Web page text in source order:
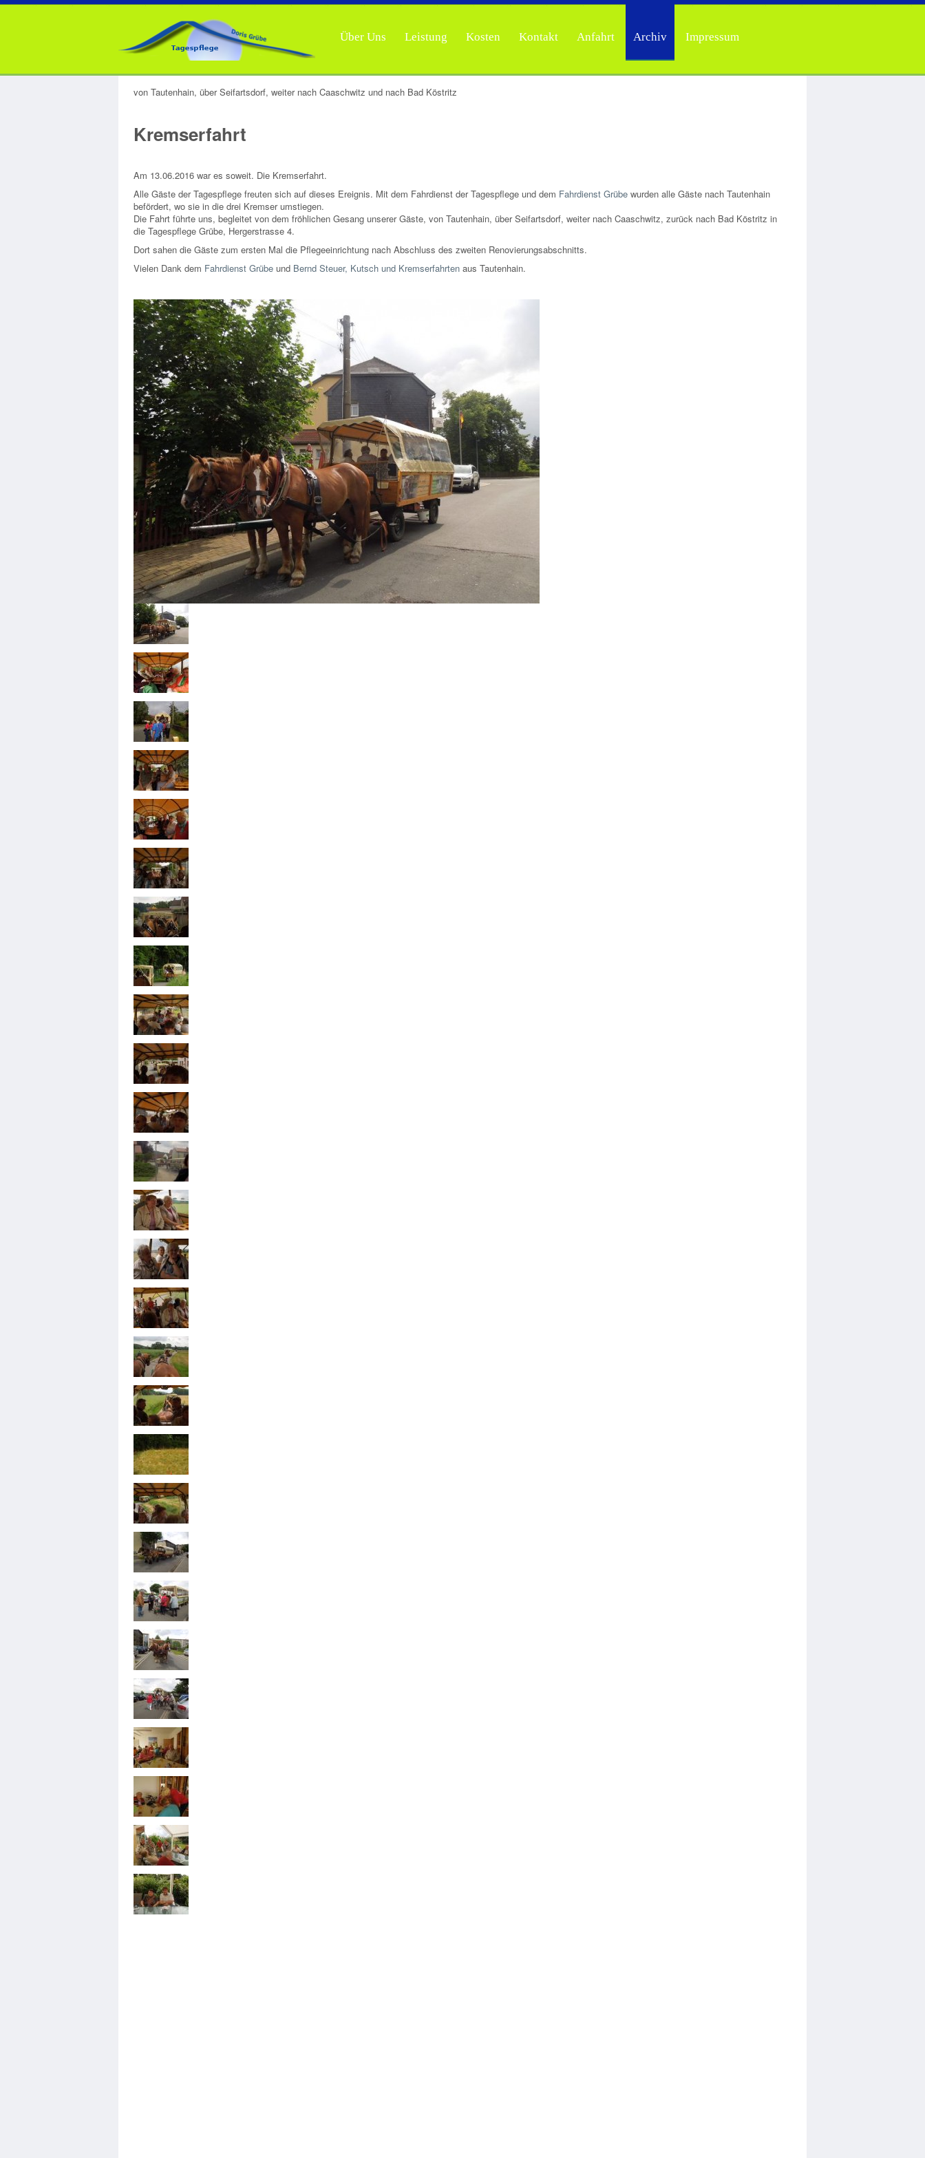
Über Uns Leistung Kosten Kontakt Anfahrt Archiv Impressum
von Tautenhain, über Seifartsdorf, weiter nach Caaschwitz und nach Bad Köstritz
Kremserfahrt
Am 13.06.2016 war es soweit. Die Kremserfahrt.
Alle Gäste der Tagespflege freuten sich auf dieses Ereignis. Mit dem Fahrdienst der Tagespflege und dem Fahrdienst Grübe wurden alle Gäste nach Tautenhain
befördert, wo sie in die drei Kremser umstiegen.
Die Fahrt führte uns, begleitet von dem fröhlichen Gesang unserer Gäste, von Tautenhain, über Seifartsdorf, weiter nach Caaschwitz, zurück nach Bad Köstritz in
die Tagespflege Grübe, Hergerstrasse 4.
Dort sahen die Gäste zum ersten Mal die Pflegeeinrichtung nach Abschluss des zweiten Renovierungsabschnitts.
Vielen Dank dem Fahrdienst Grübe und Bernd Steuer, Kutsch und Kremserfahrten aus Tautenhain.